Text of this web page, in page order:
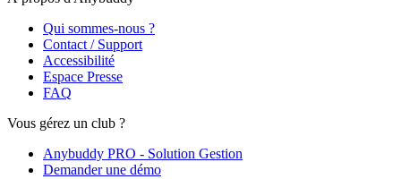
Qui sommes-nous ?
Contact / Support
Accessibilité
Espace Presse
FAQ
Vous gérez un club ?
Anybuddy PRO - Solution Gestion
Demander une démo